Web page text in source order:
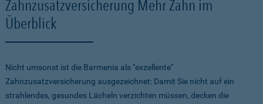
Zahnzusatzversicherung Mehr Zahn im
Überblick
Nicht umsonst ist die Barmenia als "exzellente"
Zahnzusatzversicherung ausgezeichnet: Damit Sie nicht auf ein
strahlendes, gesundes Lächeln verzichten müssen, decken die